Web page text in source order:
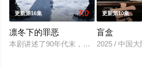
更新第16集 7.0
凛冬下的罪恶
本剧讲述了90年代末，怒河市刑侦支队
更新第10集
盲盒
2025 / 中国